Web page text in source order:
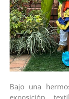
Bajo una
exposición